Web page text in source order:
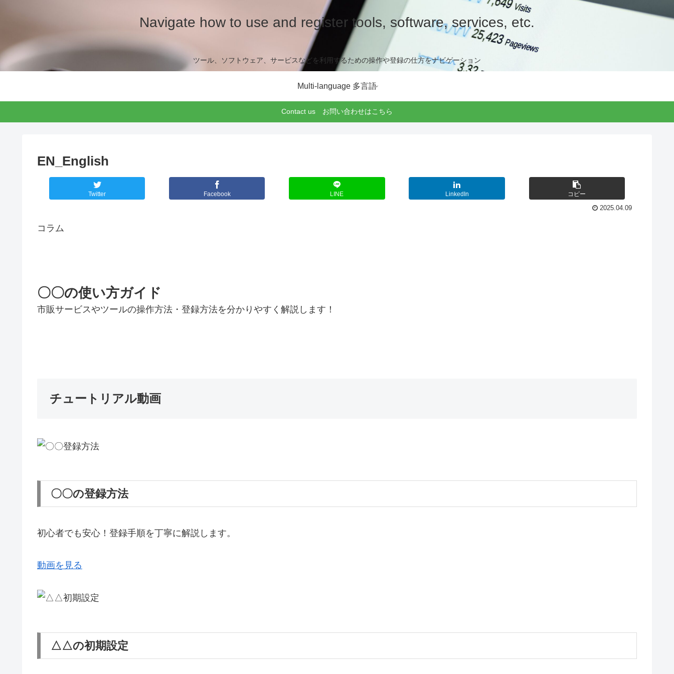
Navigate how to use and register tools, software, services, etc.
ツール、ソフトウェア、サービスなどを利用するための操作や登録の仕方をナビゲーション
Multi-language 多言語
Contact us お問い合わせはこちら
EN_English
Twitter Facebook LINE LinkedIn コピー
2025.04.09
コラム
〇〇の使い方ガイド
市販サービスやツールの操作方法・登録方法を分かりやすく解説します！
チュートリアル動画
〇〇の登録方法
初心者でも安心！登録手順を丁寧に解説します。
動画を見る
△△の初期設定